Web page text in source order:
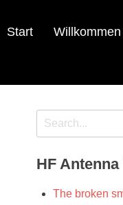
Start
Search
for:
HF Antenna
The broken